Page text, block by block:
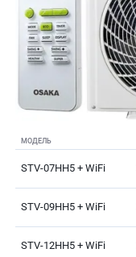
МОДЕЛЬ
STV-07HH5 + WiFi
STV-09HH5 + WiFi
STV-12HH5 + WiFi